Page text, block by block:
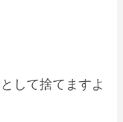
して捨てますよ